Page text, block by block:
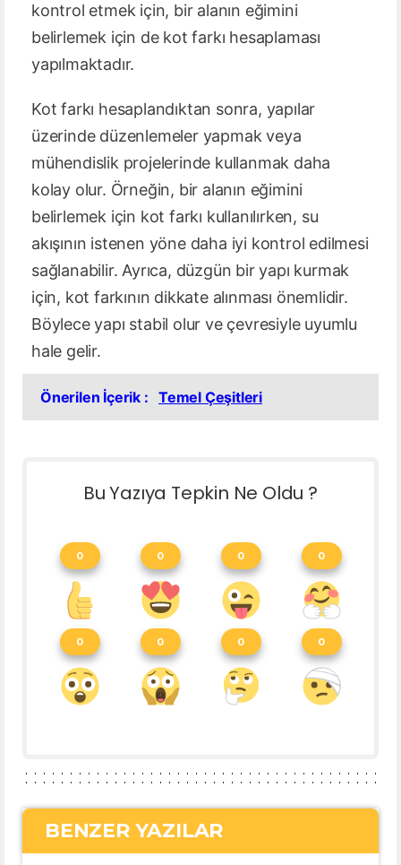
kontrol etmek için, bir alanın eğimini
belirlemek için de kot farkı hesaplaması
yapılmaktadır.
Kot farkı hesaplandıktan sonra, yapılar
üzerinde düzenlemeler yapmak veya
mühendislik projelerinde kullanmak daha
kolay olur. Örneğin, bir alanın eğimini
belirlemek için kot farkı kullanılırken, su
akışının istenen yöne daha iyi kontrol edilmesi
sağlanabilir. Ayrıca, düzgün bir yapı kurmak
için, kot farkının dikkate alınması önemlidir.
Böylece yapı stabil olur ve çevresiyle uyumlu
hale gelir.
Önerilen İçerik : Temel Çeşitleri
Bu Yazıya Tepkin Ne Oldu ?
0 0 0 0
0 0 0 0
BENZER YAZILAR